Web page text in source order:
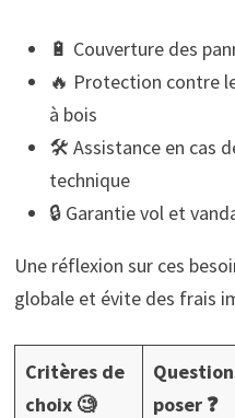
🔋 Couverture des
🔥 Protection contre
à bois
🛠️ Assistance en cas
technique
🔒 Garantie vol et
Une réflexion sur ces
globale et évite des frais
Critères de
choix 🧐
poser ❓